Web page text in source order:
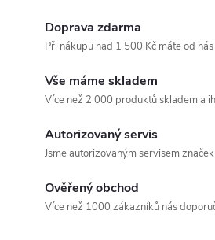
Doprava zdarma
Při nákupu nad 1 500 Kč máte od
Vše máme skladem
Více než 2 000 produktů skladem a
Autorizovaný servis
Jsme autorizovaným servisem
Ověřený obchod
Více než 1000 zákazníků nás